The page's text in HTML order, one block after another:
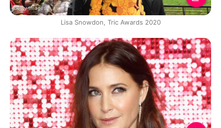
Getty Images
Lisa Snowdon, Tric Awards 2020